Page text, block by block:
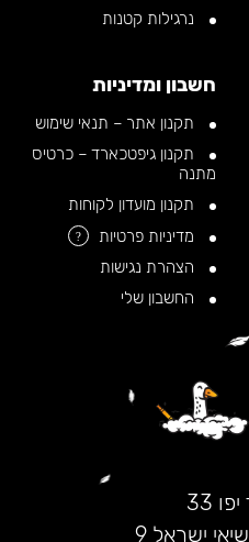
נרגילות קטנות
חשבון ומדיניות
תקנון אתר – תנאי שימוש
תקנון גיפטכארד – כרטיס
מתנה
תקנון מועדון לקוחות
מדיניות פרטיות
?
הצהרת נגישות
החשבון שלי
33
ישראל 9